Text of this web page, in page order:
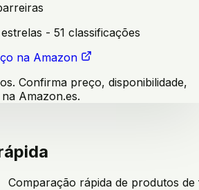
- 51 classificações
na Amazon
Confirma preço, disponibilidade,
Amazon.es.
Comparação rápida de produtos